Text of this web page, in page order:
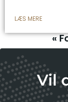
LÆS MERE
«
Vil